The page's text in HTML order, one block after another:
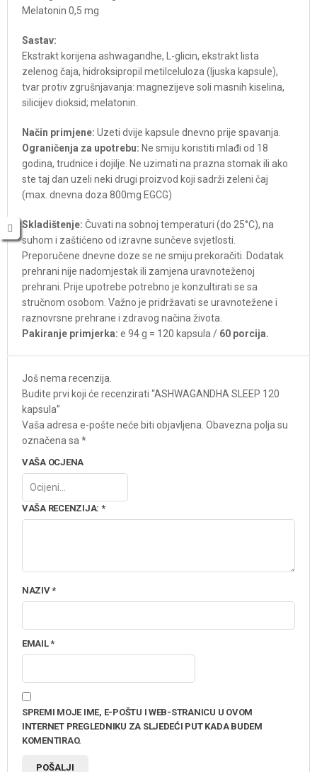
Melatonin 0,5 mg
Sastav:
Ekstrakt korijena ashwagandhe, L-glicin, ekstrakt lista
zelenog čaja, hidroksipropil metilceluloza (ljuska kapsule),
tvar protiv zgrušnjavanja: magnezijeve soli masnih kiselina,
silicijev dioksid; melatonin.
Način primjene: Uzeti dvije kapsule dnevno prije spavanja.
Ograničenja za upotrebu: Ne smiju koristiti mlađi od 18
godina, trudnice i dojilje. Ne uzimati na prazna stomak ili ako
ste taj dan uzeli neki drugi proizvod koji sadrži zeleni čaj
(max. dnevna doza 800mg EGCG)
Skladištenje: Čuvati na sobnoj temperaturi (do 25°C), na
suhom i zaštićeno od izravne sunčeve svjetlosti.
Preporučene dnevne doze se ne smiju prekoračiti. Dodatak
prehrani nije nadomjestak ili zamjena uravnoteženoj
prehrani. Prije upotrebe potrebno je konzultirati se sa
stručnom osobom. Važno je pridržavati se uravnotežene i
raznovrsne prehrane i zdravog načina života.
Pakiranje primjerka: e 94 g = 120 kapsula / 60 porcija.
Još nema recenzija.
Budite prvi koji će recenzirati “ASHWAGANDHA SLEEP 120
kapsula”
Vaša adresa e-pošte neće biti objavljena. Obavezna polja su
označena sa *
VAŠA OCJENA
VAŠA RECENZIJA: *
NAZIV*
EMAIL*
SPREMI MOJE IME, E-POŠTU I WEB-STRANICU U OVOM
INTERNET PREGLEDNIKU ZA SLJEDEĆI PUT KADA BUDEM
KOMENTIRAO.